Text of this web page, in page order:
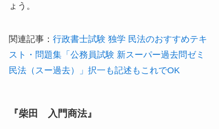
ょう。
関連記事： 行政書士試験 独学 民法のおすすめテキ
スト・問題集「公務員試験 新スーパー過去問ゼミ
民法（スー過去）」択一も記述もこれでOK
『柴田 入門商法』